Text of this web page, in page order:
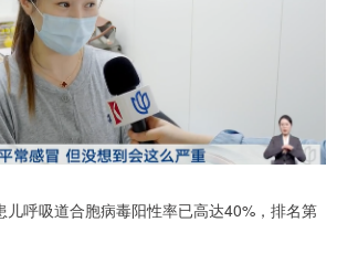
儿呼吸道合胞病毒阳性率已高达40%，排名第